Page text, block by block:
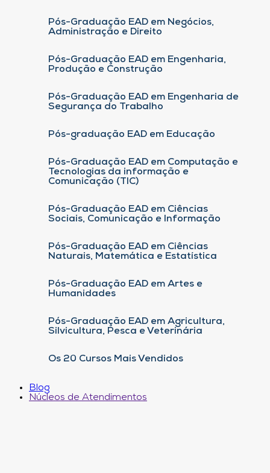
Pós-Graduação EAD em Negócios,
Administração e Direito
Pós-Graduação EAD em Engenharia,
Produção e Construção
Pós-Graduação EAD em Engenharia de
Segurança do Trabalho
Pós-graduação EAD em Educação
Pós-Graduação EAD em Computação e
Tecnologias da informação e
Comunicação (TIC)
Pós-Graduação EAD em Ciências
Sociais, Comunicação e Informação
Pós-Graduação EAD em Ciências
Naturais, Matemática e Estatística
Pós-Graduação EAD em Artes e
Humanidades
Pós-Graduação EAD em Agricultura,
Silvicultura, Pesca e Veterinária
Os 20 Cursos Mais Vendidos
Blog
Núcleos de Atendimentos